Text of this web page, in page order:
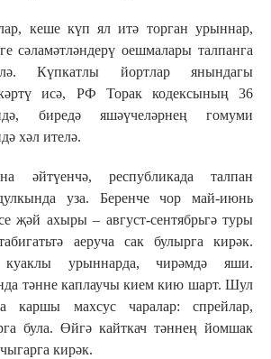
кеше күп ял итә торган урыннар,
сәламәтләндерү оешмалары талпанга
Күпкатлы йортлар янындагы
исә, РФ Торак кодексының 36
биредә яшәүчеләрнең гомуми
хәл ителә.
әйтүенчә, республикада талпан
уза. Беренче чор май-июнь
җәй ахыры – август-сентябрьгә туры
аеруча сак булырга кирәк.
урыннарда, чирәмдә яши.
тәнне каплаучы кием кию шарт. Шул
каршы махсус чаралар: спрейлар,
була. Өйгә кайткач тәннең йомшак
кирәк.